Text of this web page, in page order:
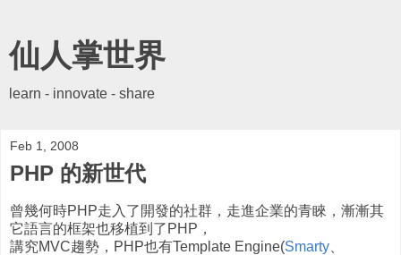
仙人掌世界
learn - innovate - share
Feb 1, 2008
PHP 的新世代
曾幾何時PHP走入了開發的社群，走進企業的青睞，漸漸其
它語言的框架也移植到了PHP，
講究MVC趨勢，PHP也有Template Engine(Smarty